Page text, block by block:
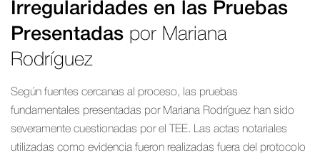
Irregularidades en las Pruebas
Presentadas por Mariana
Rodríguez
Según fuentes cercanas al proceso, las pruebas
fundamentales presentadas por Mariana Rodríguez han sido
severamente cuestionadas por el TEE. Las actas notariales
utilizadas como evidencia fueron realizadas fuera del protocolo